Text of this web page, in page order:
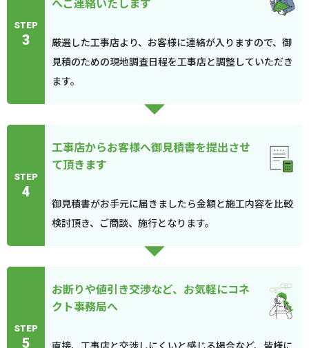
STEP
3
厳選した工事店より、お客様に連絡が入りますので、御
見積のための現地調査日程を工事店と調整していただき
ます。
STEP
4
工事店からお客様へ御見積書を提出させ
て頂きます
御見積書がお手元に届きましたら金額と施工内容を比較
検討頂き、ご商談、施行となります。
STEP
5
お断りや値引き交渉など、お気軽にコネ
クト事務局へ